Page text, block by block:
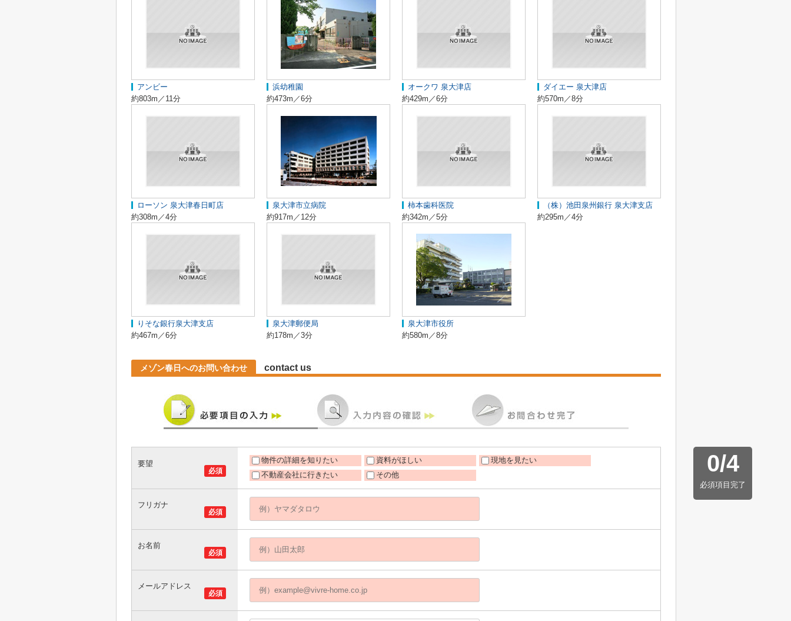
アンビー
約803m／11分
浜幼稚園
約473m／6分
オークワ 泉大津店
約429m／6分
ダイエー 泉大津店
約570m／8分
ローソン 泉大津春日町店
約308m／4分
泉大津市立病院
約917m／12分
柿本歯科医院
約342m／5分
（株）池田泉州銀行 泉大津支店
約295m／4分
りそな銀行泉大津支店
約467m／6分
泉大津郵便局
約178m／3分
泉大津市役所
約580m／8分
メゾン春日へのお問い合わせ contact us
0/4
必須項目完了
必須
要望 物件の詳細を知りたい 資料がほしい
現地を見たい
不動産会社に行きたい
その他
必須
フリガナ
必須
お名前
必須
メールアドレス